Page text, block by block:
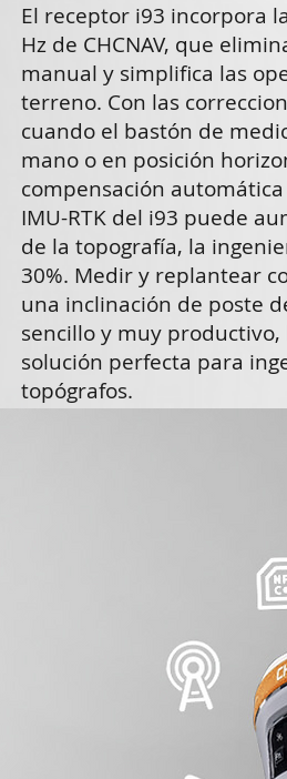
El receptor i93 incorpora
Hz de CHCNAV, que
manual y simplifica las
terreno. Con las
cuando el bastón de
mano o en posición
compensación
IMU-RTK del i93 puede
de la topografía, la
30%. Medir y replantear
una inclinación de poste
sencillo y muy
solución perfecta para
topógrafos.